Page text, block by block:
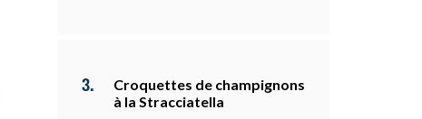
Croquettes de champignons
à la Stracciatella